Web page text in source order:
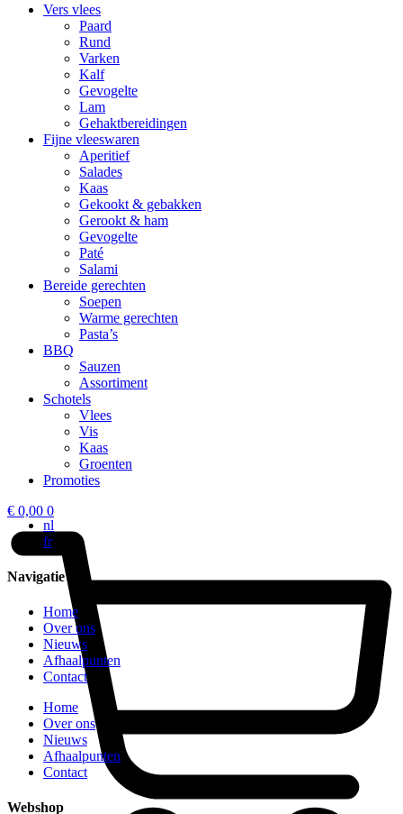
Vers vlees
Paard
Rund
Varken
Kalf
Gevogelte
Lam
Gehaktbereidingen
Fijne vleeswaren
Aperitief
Salades
Kaas
Gekookt & gebakken
Gerookt & ham
Gevogelte
Paté
Salami
Bereide gerechten
Soepen
Warme gerechten
Pasta’s
BBQ
Sauzen
Assortiment
Schotels
Vlees
Vis
Kaas
Groenten
Promoties
nl
fr
Navigatie
Home
Over ons
Nieuws
Afhaalpunten
Contact
Home
Over ons
Nieuws
Afhaalpunten
Contact
Webshop
€ 0,00 0